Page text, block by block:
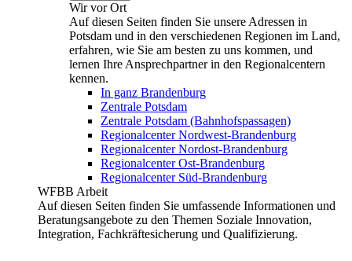
Wir vor Ort
Auf diesen Seiten finden Sie unsere Adressen in
Potsdam und in den verschiedenen Regionen im Land,
erfahren, wie Sie am besten zu uns kommen, und
lernen Ihre Ansprechpartner in den Regionalcentern
kennen.
In ganz Brandenburg
Zentrale Potsdam
Zentrale Potsdam (Bahnhofspassagen)
Regionalcenter Nordwest-Brandenburg
Regionalcenter Nordost-Brandenburg
Regionalcenter Ost-Brandenburg
Regionalcenter Süd-Brandenburg
WFBB Arbeit
Auf diesen Seiten finden Sie umfassende Informationen und
Beratungsangebote zu den Themen Soziale Innovation,
Integration, Fachkräftesicherung und Qualifizierung.